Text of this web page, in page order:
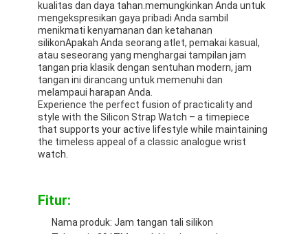
Berita
Kasus
Blog
Jam Tangan Kuarsa
kualitas dan daya tahan.memungkinkan Anda untuk
mengekspresikan gaya pribadi Anda sambil
menikmati kenyamanan dan ketahanan
silikonApakah Anda seorang atlet, pemakai kasual,
atau seseorang yang menghargai tampilan jam
tangan pria klasik dengan sentuhan modern, jam
tangan ini dirancang untuk memenuhi dan
melampaui harapan Anda.
Experience the perfect fusion of practicality and
style with the Silicon Strap Watch – a timepiece
that supports your active lifestyle while maintaining
the timeless appeal of a classic analogue wrist
watch.
Fitur:
Nama produk: Jam tangan tali silikon